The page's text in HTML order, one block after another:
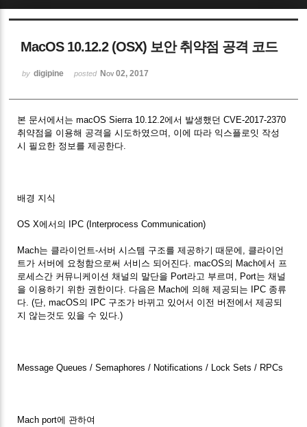
MacOS 10.12.2 (OSX) 보안 취약점 공격 코드
by digipine posted Nov 02, 2017
본 문서에서는 macOS Sierra 10.12.2에서 발생했던 CVE-2017-2370
취약점을 이용해 공격을 시도하였으며, 이에 따라 익스플로잇 작성
시 필요한 정보를 제공한다.
배경 지식
OS X에서의 IPC (Interprocess Communication)
Mach는 클라이언트-서버 시스템 구조를 제공하기 때문에, 클라이언
트가 서버에 요청함으로써 서비스 되어진다. macOS의 Mach에서 프
로세스간 커뮤니케이션 채널의 말단을 Port라고 부르며, Port는 채널
을 이용하기 위한 권한이다. 다음은 Mach에 의해 제공되는 IPC 종류
다. (단, macOS의 IPC 구조가 바뀌고 있어서 이전 버전에서 제공되
지 않는것도 있을 수 있다.)
Message Queues / Semaphores / Notifications / Lock Sets / RPCs
Mach port에 관하여
Sketchbook5, 스케치북5
Sketchbook5, 스케치북5